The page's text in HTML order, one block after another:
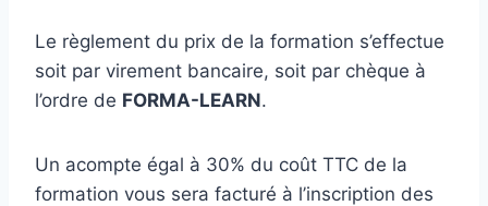
Le règlement du prix de la formation s’effectue
soit par virement bancaire, soit par chèque à
l’ordre de FORMA-LEARN.
Un acompte égal à 30% du coût TTC de la
formation vous sera facturé à l’inscription des